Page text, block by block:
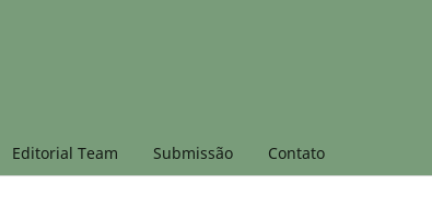
Editorial Team Submissão Contato